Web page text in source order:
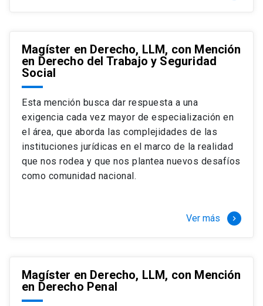
Magíster en Derecho, LLM, con Mención
en Derecho del Trabajo y Seguridad
Social
Esta mención busca dar respuesta a una
exigencia cada vez mayor de especialización en
el área, que aborda las complejidades de las
instituciones jurídicas en el marco de la realidad
que nos rodea y que nos plantea nuevos desafíos
como comunidad nacional.
Ver más keyboard_arrow_right
Magíster en Derecho, LLM, con Mención
en Derecho Penal